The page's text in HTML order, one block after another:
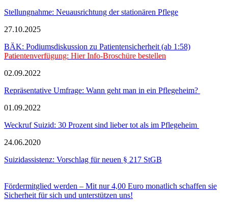
Stellungnahme: Neuausrichtung der stationären Pflege
27.10.2025
BÄK: Podiumsdiskussion zu Patientensicherheit (ab 1:58)
Patientenverfügung: Hier Info-Broschüre bestellen
02.09.2022
Repräsentative Umfrage: Wann geht man in ein Pflegeheim?
01.09.2022
Weckruf Suizid: 30 Prozent sind lieber tot als im Pflegeheim
24.06.2020
Suizidassistenz: Vorschlag für neuen § 217 StGB
Fördermitglied werden – Mit nur 4,00 Euro monatlich schaffen sie
Sicherheit für sich und unterstützen uns!